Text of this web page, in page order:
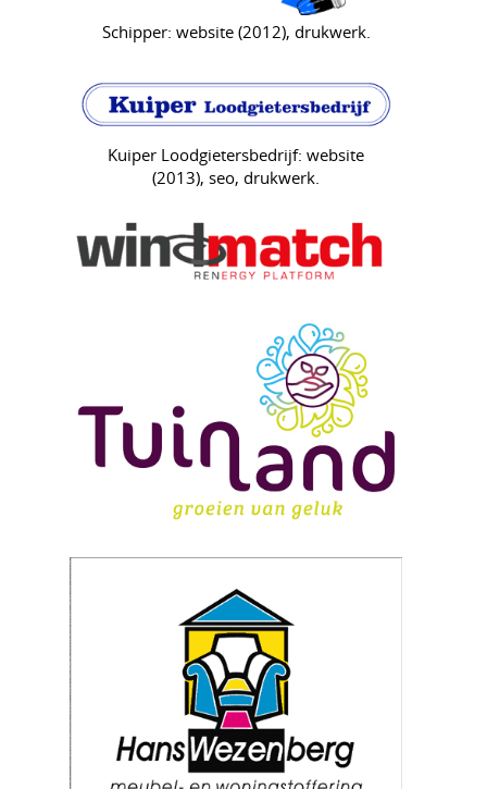
Schipper: website (2012), drukwerk.
Kuiper Loodgietersbedrijf: website
(2013), seo, drukwerk.